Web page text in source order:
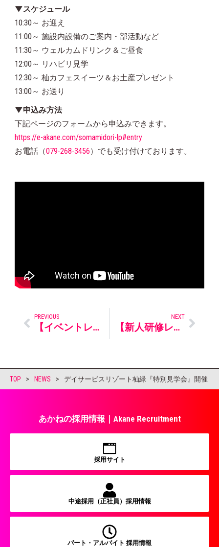
▼スケジュール
10:30～ お迎え
11:00～ 施設内設備のご案内・部活動など
11:30～ ウェルカムドリンク＆ご昼食
12:00～ リハビリ見学
12:30～ 杣カフェスイーツ＆お土産プレゼント
13:00～ お送り
▼申込み方法
下記ページのフォームから申込みできます。
https://e-akane.com/somamidori-lp#entry
お電話（079-268-3456）でも受け付けております。
PREVIOUS
【イベントレポート】公民連携で取り組む街づくり！ 出屋敷駅前ペインティングイベント開催
NEXT
【新人研修レポート】社会人の心構えと介護の考え方を学ぶ研修
TOP > NEWS > デイサービスリゾート杣緑『特別見学会』開催
あかねの採用情報｜Akane Recruitment
採用サイト
中途採用（正社員）採用情報
パート・アルバイト 採用情報